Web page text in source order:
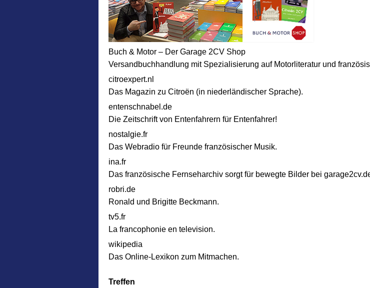
Buch & Motor – Der Garage 2CV Shop
Versandbuchhandlung mit Spezialisierung auf Motorliteratur und
citroexpert.nl
Das Magazin zu Citroën (in niederländischer Sprache).
entenschnabel.de
Die Zeitschrift von Entenfahrern für Entenfahrer!
nostalgie.fr
Das Webradio für Freunde französischer Musik.
ina.fr
Das französische Fernseharchiv sorgt für bewegte Bilder bei
robri.de
Ronald und Brigitte Beckmann.
tv5.fr
La francophonie en television.
wikipedia
Das Online-Lexikon zum Mitmachen.
Treffen